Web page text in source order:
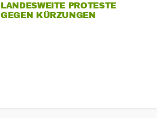
LANDESWEITE PROTESTE
GEGEN KÜRZUNGEN